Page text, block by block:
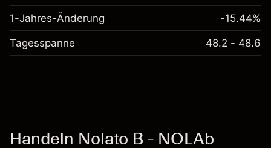
1-Jahres-Änderung -15.44%
Tagesspanne 48.2 - 48.6
Handeln Nolato B - NOLAb